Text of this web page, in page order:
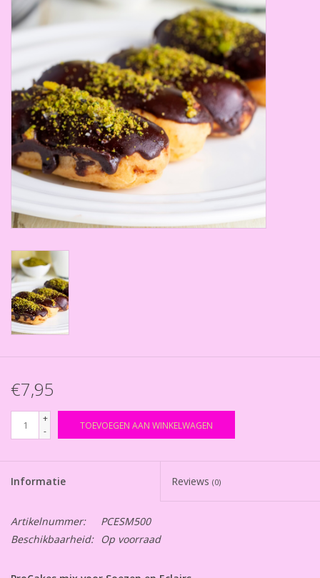
Aanbiedingen
Cadeaubonnen
Merken
€7,95
+
-
TOEVOEGEN AAN WINKELWAGEN
Informatie Reviews (0)
Artikelnummer:
PCESM500
Beschikbaarheid:
Op voorraad